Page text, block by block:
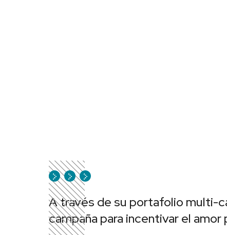
A través de su portafolio multi-
campaña para incentivar el